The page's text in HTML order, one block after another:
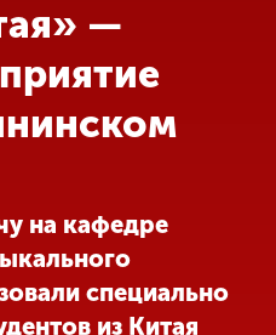
—
на кафедре
специально
из Китая